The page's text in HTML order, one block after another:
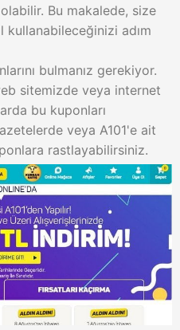
Bu makalede, size
kullanabileceğinizi adım
bulmanız gerekiyor.
sitemizde veya internet
bu kuponları
veya A101'e ait
rastlayabilirsiniz.